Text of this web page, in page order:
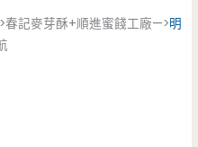
春記麥芽酥+順進蜜餞工廠—>明